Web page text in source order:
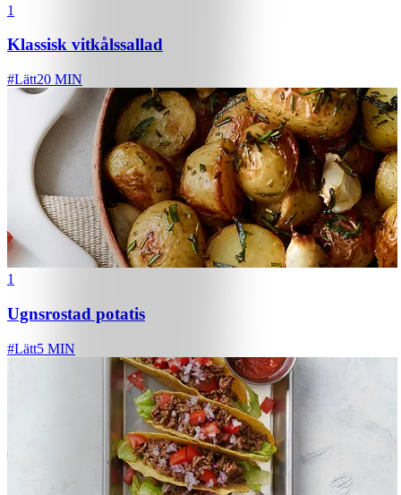
1
Klassisk vitkålssallad
#Lätt20 MIN
1
Ugnsrostad potatis
#Lätt5 MIN